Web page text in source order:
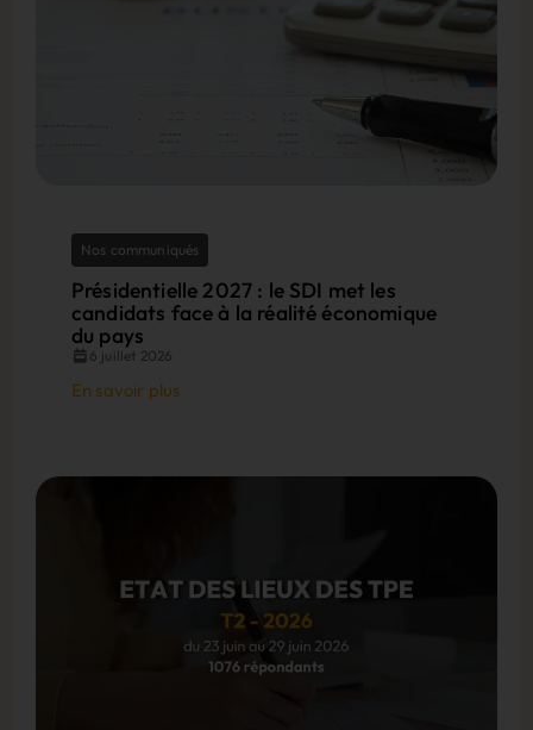
Nos communiqués
Présidentielle 2027 : le SDI met les
candidats face à la réalité économique
du pays
6 juillet 2026
En savoir plus